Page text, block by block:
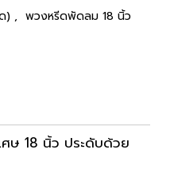
) , พวงหรีดพัดลม 18 นิ้ว
ษ 18 นิ้ว ประดับด้วย